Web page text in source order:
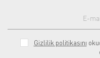
Gizlilik politikasını